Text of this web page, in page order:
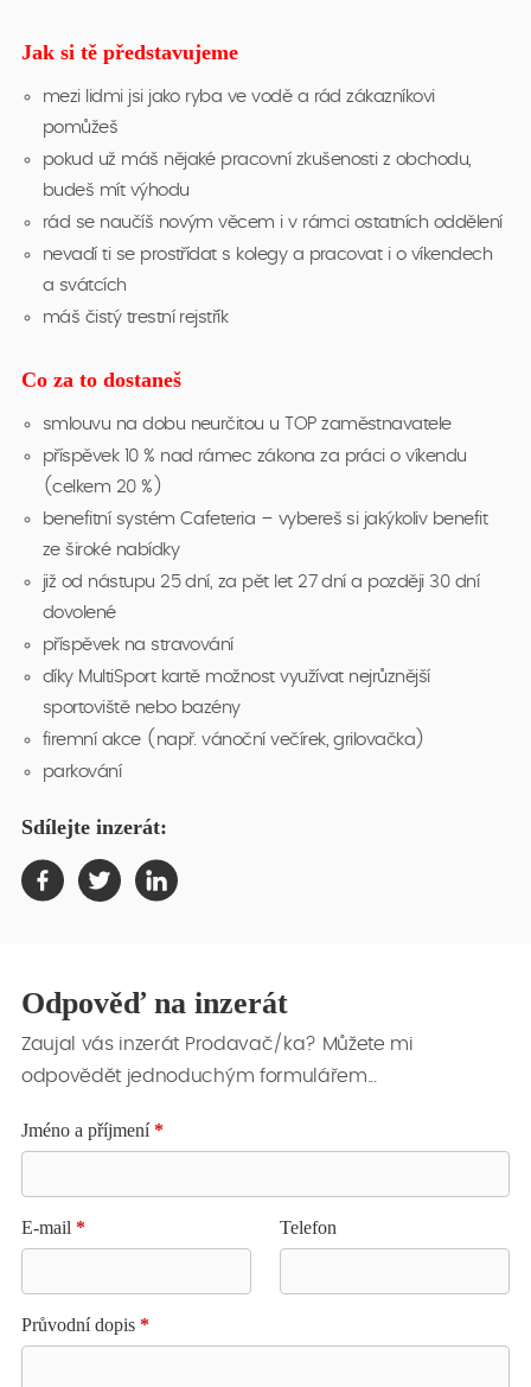
Jak si tě představujeme
mezi lidmi jsi jako ryba ve vodě a rád zákazníkovi
pomůžeš
pokud už máš nějaké pracovní zkušenosti z obchodu,
budeš mít výhodu
rád se naučíš novým věcem i v rámci ostatních oddělení
nevadí ti se prostřídat s kolegy a pracovat i o víkendech
a svátcích
máš čistý trestní rejstřík
Co za to dostaneš
smlouvu na dobu neurčitou u TOP zaměstnavatele
příspěvek 10 % nad rámec zákona za práci o víkendu
(celkem 20 %)
benefitní systém Cafeteria – vybereš si jakýkoliv benefit
ze široké nabídky
již od nástupu 25 dní, za pět let 27 dní a později 30 dní
dovolené
příspěvek na stravování
díky MultiSport kartě možnost využívat nejrůznější
sportoviště nebo bazény
firemní akce (např. vánoční večírek, grilovačka)
parkování
Sdílejte inzerát:
Odpověď na inzerát
Zaujal vás inzerát Prodavač/ka? Můžete mi
odpovědět jednoduchým formulářem...
Jméno a příjmení *
E-mail * Telefon
Průvodní dopis *